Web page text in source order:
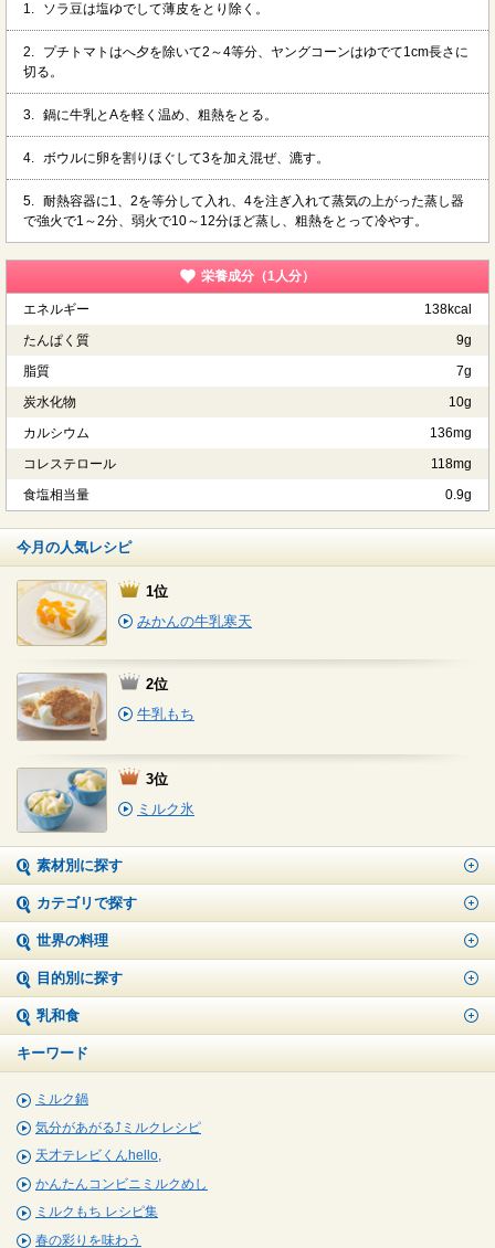
1. ソラ豆は塩ゆでして薄皮をとり除く。
2.
プチトマトはへ夕を除いて2～4等分、ヤングコーンはゆでて1cm長さに
切る。
3. 鍋に牛乳とAを軽く温め、粗熱をとる。
4. ボウルに卵を割りほぐして3を加え混ぜ、漉す。
5. 耐熱容器に1、2を等分して入れ、4を注ぎ入れて蒸気の上がった蒸し器
で強火で1～2分、弱火で10～12分ほど蒸し、粗熱をとって冷やす。
栄養成分（1人分）
エネルギー
138kcal
たんぱく質
9g
脂質
7g
炭水化物
10g
カルシウム
136mg
コレステロール
118mg
食塩相当量
0.9g
今月の人気レシピ
1位
みかんの牛乳寒天
2位
牛乳もち
3位
ミルク氷
素材別に探す
カテゴリで探す
世界の料理
目的別に探す
乳和食
キーワード
ミルク鍋
気分があがる⤴ミルクレシピ
天才テレビくんhello,
かんたんコンビニミルクめし
ミルクもち レシピ集
春の彩りを味わう